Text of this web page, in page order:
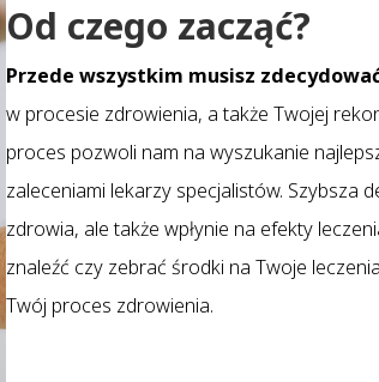
Od czego zacząć?
Przede wszystkim musisz
w procesie zdrowienia, a także Twojej
proces pozwoli nam na wyszukanie
zaleceniami lekarzy specjalistów. Szybsza
zdrowia, ale także wpłynie na efekty
znaleźć czy zebrać środki na Twoje
Twój proces zdrowienia.